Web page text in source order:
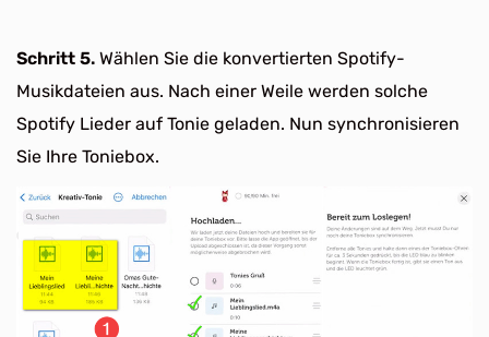
Schritt 5. Wählen Sie die konvertierten Spotify-
Musikdateien aus. Nach einer Weile werden solche
Spotify Lieder auf Tonie geladen. Nun synchronisieren
Sie Ihre Toniebox.